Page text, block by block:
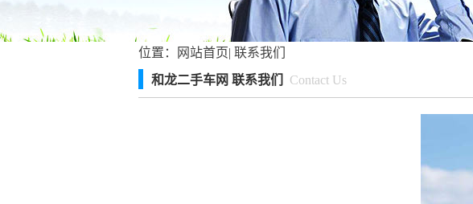
位置： 网站首页| 联系我们
和龙二手车网 联系我们
Contact Us